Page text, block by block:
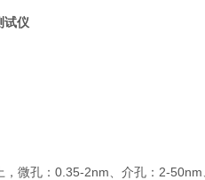
试仪
微孔：0.35-2nm、介孔：2-